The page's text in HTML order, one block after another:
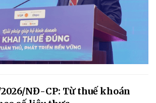
NĐ-CP: Từ thuế khoán